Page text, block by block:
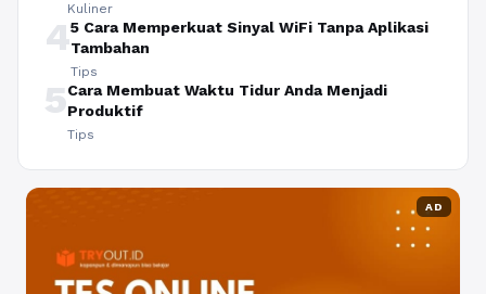
Kuliner
45 Cara Memperkuat Sinyal WiFi Tanpa Aplikasi
Tambahan
Tips
5Cara Membuat Waktu Tidur Anda Menjadi
Produktif
Tips
AD